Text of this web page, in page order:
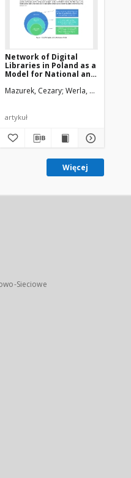
Network of Digital
Libraries in Poland as a
Model for National and
Cooperation
Mazurek, Cezary Werla, Marcin
artykuł
Więcej
Sieciowe